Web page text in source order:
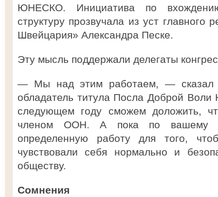
ЮНЕСКО. Инициатива по
структуру прозвучала из уст главного
Швейцария» Александра Песке.
Эту мысль поддержали делегаты
— Мы над этим работаем, — сказал
обладатель титула Посла Доброй
следующем году сможем доложить,
членом ООН. А пока по вашему
определенную работу для того,
чувствовали себя нормально и
обществу.
Сомнения